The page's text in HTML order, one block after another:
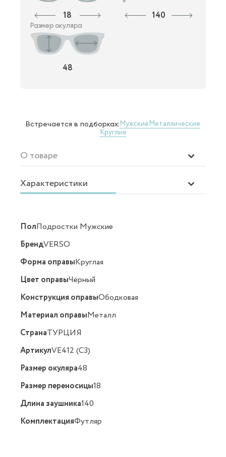
18 140
Размер окуляра
48
Встречается в подборках:МужскиеМеталлические
Круглые
О товаре
Характеристики
ПолПодростки Мужские
БрендVERSO
Форма оправыКруглая
Цвет оправыЧёрный
Конструкция оправыОбодковая
Материал оправыМеталл
СтранаТУРЦИЯ
АртикулVE412 (C3)
Размер окуляра48
Размер переносицы18
Длина заушника140
КомплектацияФутляр